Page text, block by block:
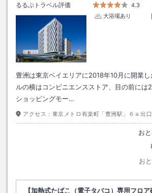
るるぶトラベル評価
4.3
大浴場あり
豊洲は東京ベイエリアに2018年10月に開業
ルの横はコンビニエンスストア、目の前には
ショッピングモー…
アクセス： 東京メトロ有楽町「豊洲駅」６ａ出
お
お
【加熱式たばこ（電子タバコ）専用フロ